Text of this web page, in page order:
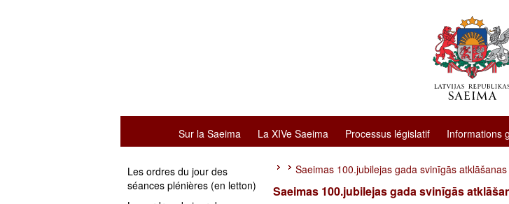
Sur la Saeima La XIVe Saeima Processus législatif Informations
Les ordres du jour des
séances plénières (en letton)
Saeimas 100.jubilejas gada svinīgās
Saeimas 100.jubilejas gada svinīgās